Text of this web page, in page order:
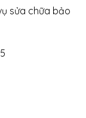
sửa chữa bảo